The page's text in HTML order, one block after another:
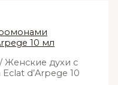
/ Женские духи с
d’Arpege 10